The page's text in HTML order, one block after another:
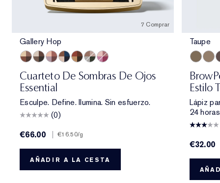
7 Comprar
Gallery Hop
Cuarteto De Sombras De Ojos
Essential
Esculpe. Define. Ilumina. Sin esfuerzo.
(0)
€66.00
| €16.50/g
AÑADIR A LA CESTA
Taupe
Estilo
Lápiz
24
€32.00